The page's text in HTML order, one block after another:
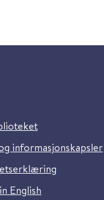
informasjonskapsler
English